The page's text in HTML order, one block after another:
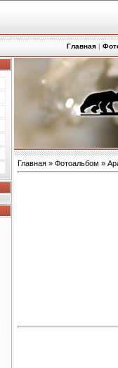
Главная |
Главная » Фотоальбом »